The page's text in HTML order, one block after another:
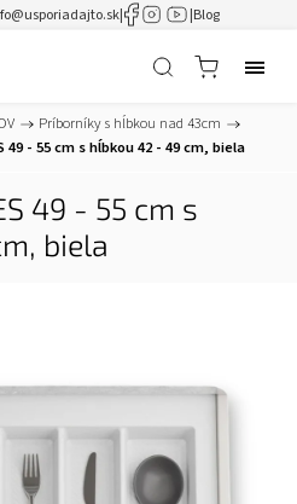
| |Blog
/ Príborníky s hĺbkou nad 43cm /
49 - 55 cm s hĺbkou 42 - 49 cm, biela
49 - 55 cm s
biela